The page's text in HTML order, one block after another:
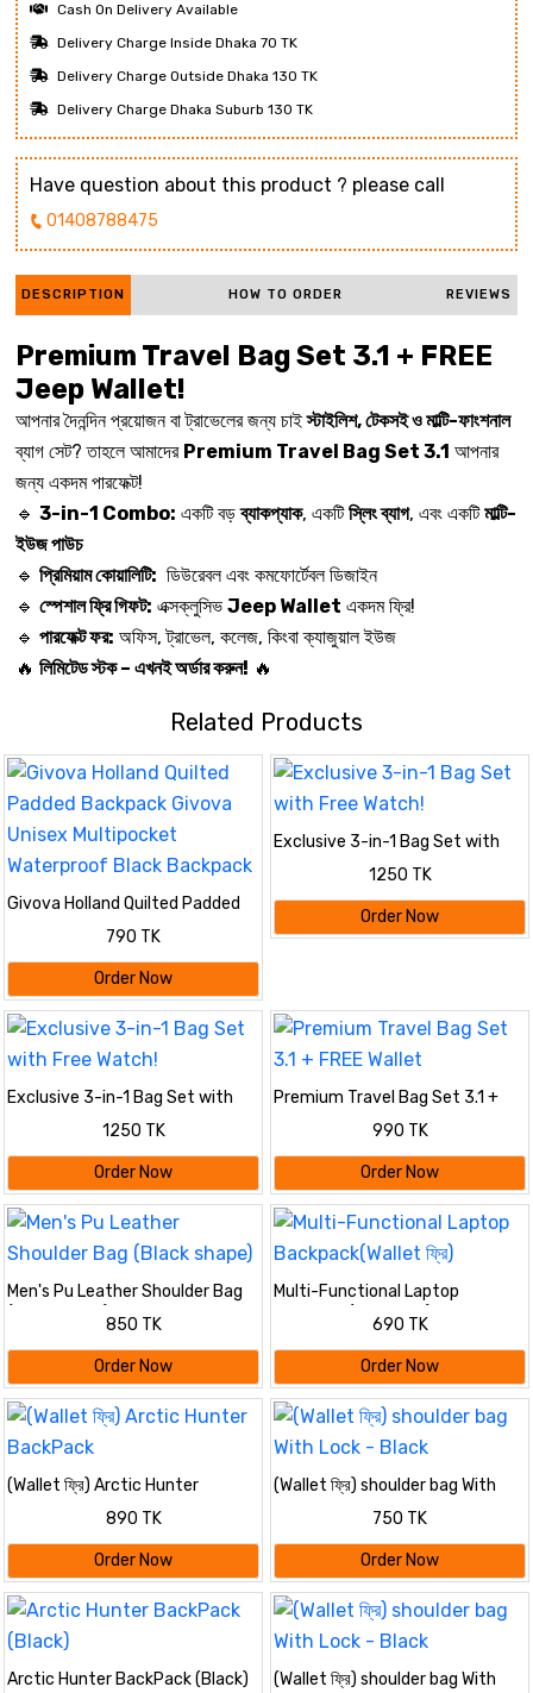
Cash On Delivery Available
Delivery Charge Inside Dhaka 70 TK
Delivery Charge Outside Dhaka 130 TK
Delivery Charge Dhaka Suburb 130 TK
Have question about this product ? please call
01408788475
DESCRIPTION HOW TO ORDER REVIEWS
Premium Travel Bag Set 3.1 + FREE
Jeep Wallet!
আপনার দৈনন্দিন প্রয়োজন বা ট্রাভেলের জন্য চাইস্টাইলিশ, টেকসই ও মাল্টি-ফাংশনাল
ব্যাগ সেট? তাহলে আমাদের Premium Travel Bag Set 3.1 আপনার
জন্য একদম পারফেক্ট!
🔹 3-in-1 Combo: একটি বড়ব্যাকপ্যাক, একটিস্লিং ব্যাগ, এবং একটিমাল্টি-
ইউজ পাউচ
🔹 প্রিমিয়াম কোয়ালিটি: ডিউরেবল এবং কমফোর্টেবল ডিজাইন
🔹 স্পেশাল ফ্রি গিফট: এক্সক্লুসিভ Jeep Wallet একদম ফ্রি!
🔹 পারফেক্ট ফর: অফিস, ট্রাভেল, কলেজ, কিংবা ক্যাজুয়াল ইউজ
🔥 লিমিটেড স্টক – এখনই অর্ডার করুন! 🔥
Related Products
Givova Holland Quilted Padded
Backpack Givova Unisex
Multipocket Waterproof Black
Backpack
790 TK
Order Now
Exclusive 3-in-1 Bag Set with
1250 TK
Order Now
Exclusive 3-in-1 Bag Set with
1250 TK
Order Now
Premium Travel Bag Set 3.1 +
990 TK
Order Now
Men's Pu Leather Shoulder Bag
(Black shape)
850 TK
Order Now
Multi-Functional Laptop
Backpack(Wallet ফ্রি)
690 TK
Order Now
(Wallet ফ্রি) Arctic Hunter
890 TK
Order Now
(Wallet ফ্রি) shoulder bag With
750 TK
Order Now
Arctic Hunter BackPack (Black)
(Wallet ফ্রি) shoulder bag With